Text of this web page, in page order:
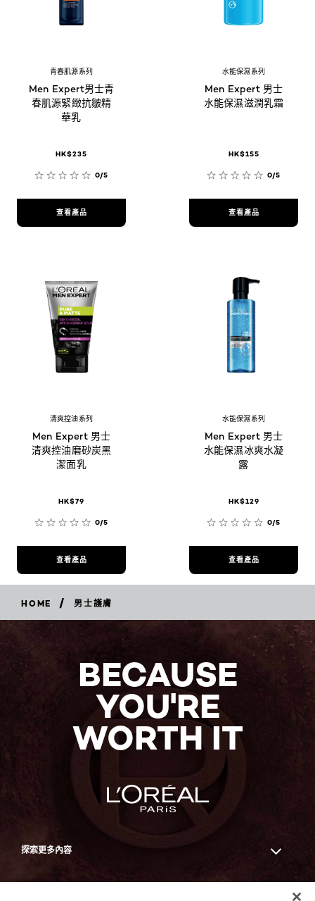
青春肌源系列
Men Expert男士青
春肌源緊緻抗皺精
華乳
HK$235
0/5
查看產品
水能保濕系列
Men Expert 男士
水能保濕滋潤乳霜
HK$155
0/5
查看產品
清爽控油系列
Men Expert 男士
清爽控油磨砂炭黑
潔面乳
HK$79
0/5
查看產品
水能保濕系列
Men Expert 男士
水能保濕冰爽水凝
露
HK$129
0/5
查看產品
HOME / 男士護膚
BECAUSE
YOU'RE
WORTH IT
探索更多內容